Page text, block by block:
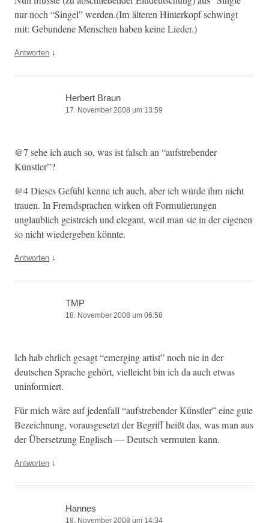
nur noch “Sin­gel” werden.(Im älteren Hin­terkopf schwingt
mit: Gebun­dene Men­schen haben keine Lieder.)
Antworten ↓
Herbert Braun
17. November 2008 um 13:59
@7 sehe ich auch so, was ist falsch an “auf­streben­der
Künstler”?
@4 Dieses Gefühl kenne ich auch, aber ich würde ihm nicht
trauen. In Fremd­sprachen wirken oft For­mulierun­gen
unglaublich geistre­ich und ele­gant, weil man sie in der eige­nen
so nicht wiedergeben könnte.
Antworten ↓
TMP
18. November 2008 um 06:58
Ich hab ehrlich gesagt “emerg­ing artist” noch nie in der
deutschen Sprache gehört, vielle­icht bin ich da auch etwas
uninformiert.
Für mich wäre auf jeden­fall “auf­streben­der Kün­stler” eine gute
Beze­ich­nung, voraus­ge­set­zt der Begriff heißt das, was man aus
der Über­set­zung Englisch — Deutsch ver­muten kann.
Antworten ↓
Hannes
18. November 2008 um 14:34